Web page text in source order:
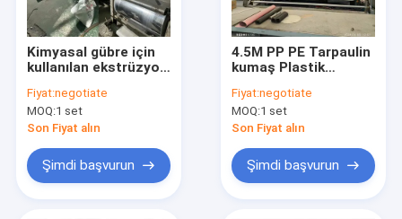
Kimyasal gübre için
kullanılan ekstrüzyon
Fiyat:negotiate
MOQ:1 set
Son Fiyat alın
Şimdi başvurun
4.5M PP PE Tarpaulin
kumaş Plastik
Ekstrüzyon
Laminasyon Makinesi
Fiyat:negotiate
MOQ:1 set
Son Fiyat alın
Şimdi başvurun